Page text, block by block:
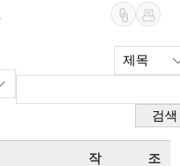
검색
작
조